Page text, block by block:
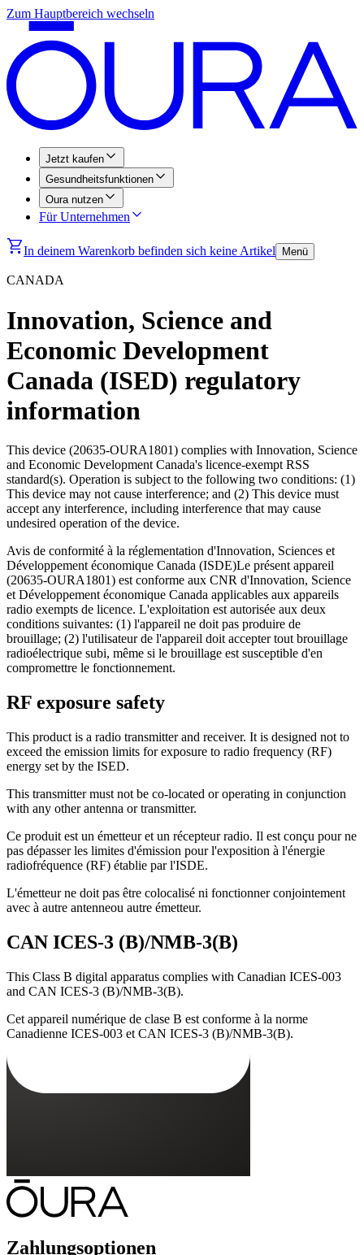
Zum Hauptbereich wechseln
Jetzt kaufen
Gesundheitsfunktionen
Oura nutzen
Für Unternehmen
In deinem Warenkorb befinden sich keine Artikel Menü
CANADA
Innovation, Science and
Economic Development
Canada (ISED) regulatory
information
This device (20635-OURA1801) complies with Innovation, Science
and Economic Development Canada's licence-exempt RSS
standard(s). Operation is subject to the following two conditions: (1)
This device may not cause interference; and (2) This device must
accept any interference, including interference that may cause
undesired operation of the device.
Avis de conformité à la réglementation d'Innovation, Sciences et
Développement économique Canada (ISDE)Le présent appareil
(20635-OURA1801) est conforme aux CNR d'Innovation, Science
et Développement économique Canada applicables aux appareils
radio exempts de licence. L'exploitation est autorisée aux deux
conditions suivantes: (1) l'appareil ne doit pas produire de
brouillage; (2) l'utilisateur de l'appareil doit accepter tout brouillage
radioélectrique subi, même si le brouillage est susceptible d'en
compromettre le fonctionnement.
RF exposure safety
This product is a radio transmitter and receiver. It is designed not to
exceed the emission limits for exposure to radio frequency (RF)
energy set by the ISED.
This transmitter must not be co-located or operating in conjunction
with any other antenna or transmitter.
Ce produit est un émetteur et un récepteur radio. Il est conçu pour ne
pas dépasser les limites d'émission pour l'exposition à l'énergie
radiofréquence (RF) établie par l'ISDE.
L'émetteur ne doit pas être colocalisé ni fonctionner conjointement
avec à autre antenneou autre émetteur.
CAN ICES-3 (B)/NMB-3(B)
This Class B digital apparatus complies with Canadian ICES-003
and CAN ICES-3 (B)/NMB-3(B).
Cet appareil numérique de clase B est conforme à la norme
Canadienne ICES-003 et CAN ICES-3 (B)/NMB-3(B).
Zahlungsoptionen